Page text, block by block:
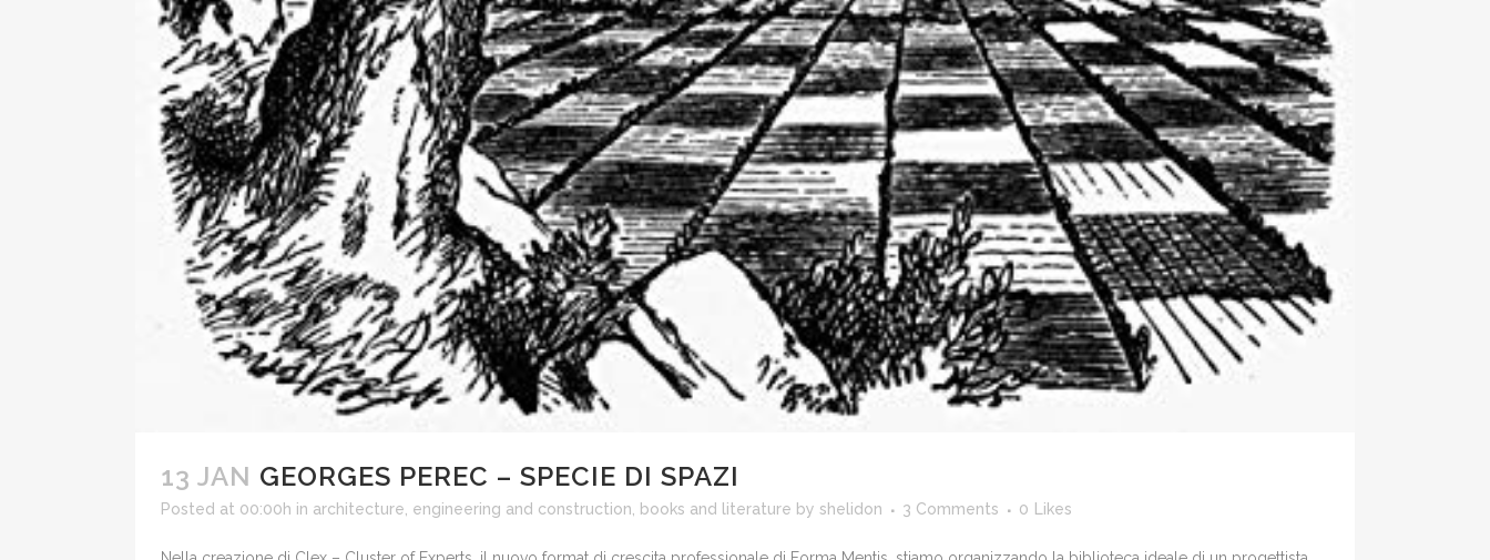
13 JAN GEORGES PEREC – SPECIE DI SPAZI
Posted at 00:00h in architecture, engineering and construction books and literature by shelidon 3 Comments 0 Likes